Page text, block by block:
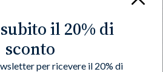
il 20% di
sconto
per ricevere il 20% di